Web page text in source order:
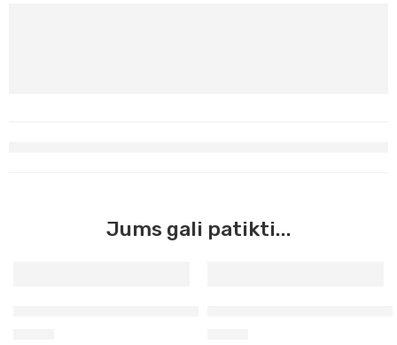
Jums gali patikti...